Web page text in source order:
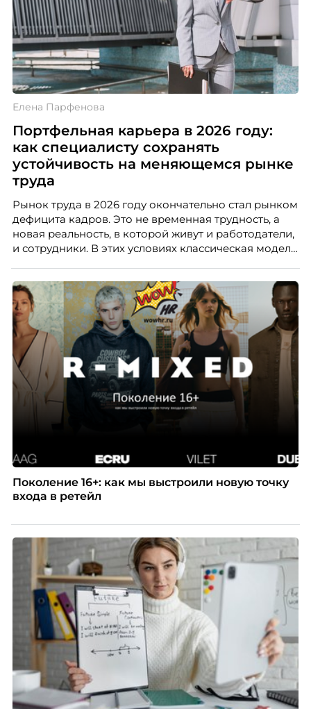
Елена Парфенова
Портфельная карьера в 2026 году:
как специалисту сохранять
устойчивость на меняющемся рынке
труда
Рынок труда в 2026 году окончательно стал рынком
дефицита кадров. Это не временная трудность, а
новая реальность, в которой живут и работодатели,
и сотрудники. В этих условиях классическая модель
продуманная система из нескольких
профессиональных опор, которая даёт специалисту
устойчивость, гибкость и возможности для роста.
Автор – Елена Парфенова, карьерный консультант,
HR-эксперт, наставник. Разбирает, как работает эта
модель и кому она подходит в первую очередь.
Поколение 16+: как мы выстроили новую точку
входа в ретейл